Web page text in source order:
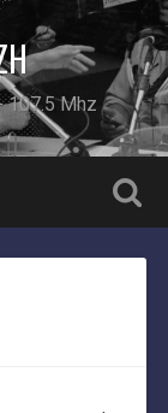
107.5 Mhz